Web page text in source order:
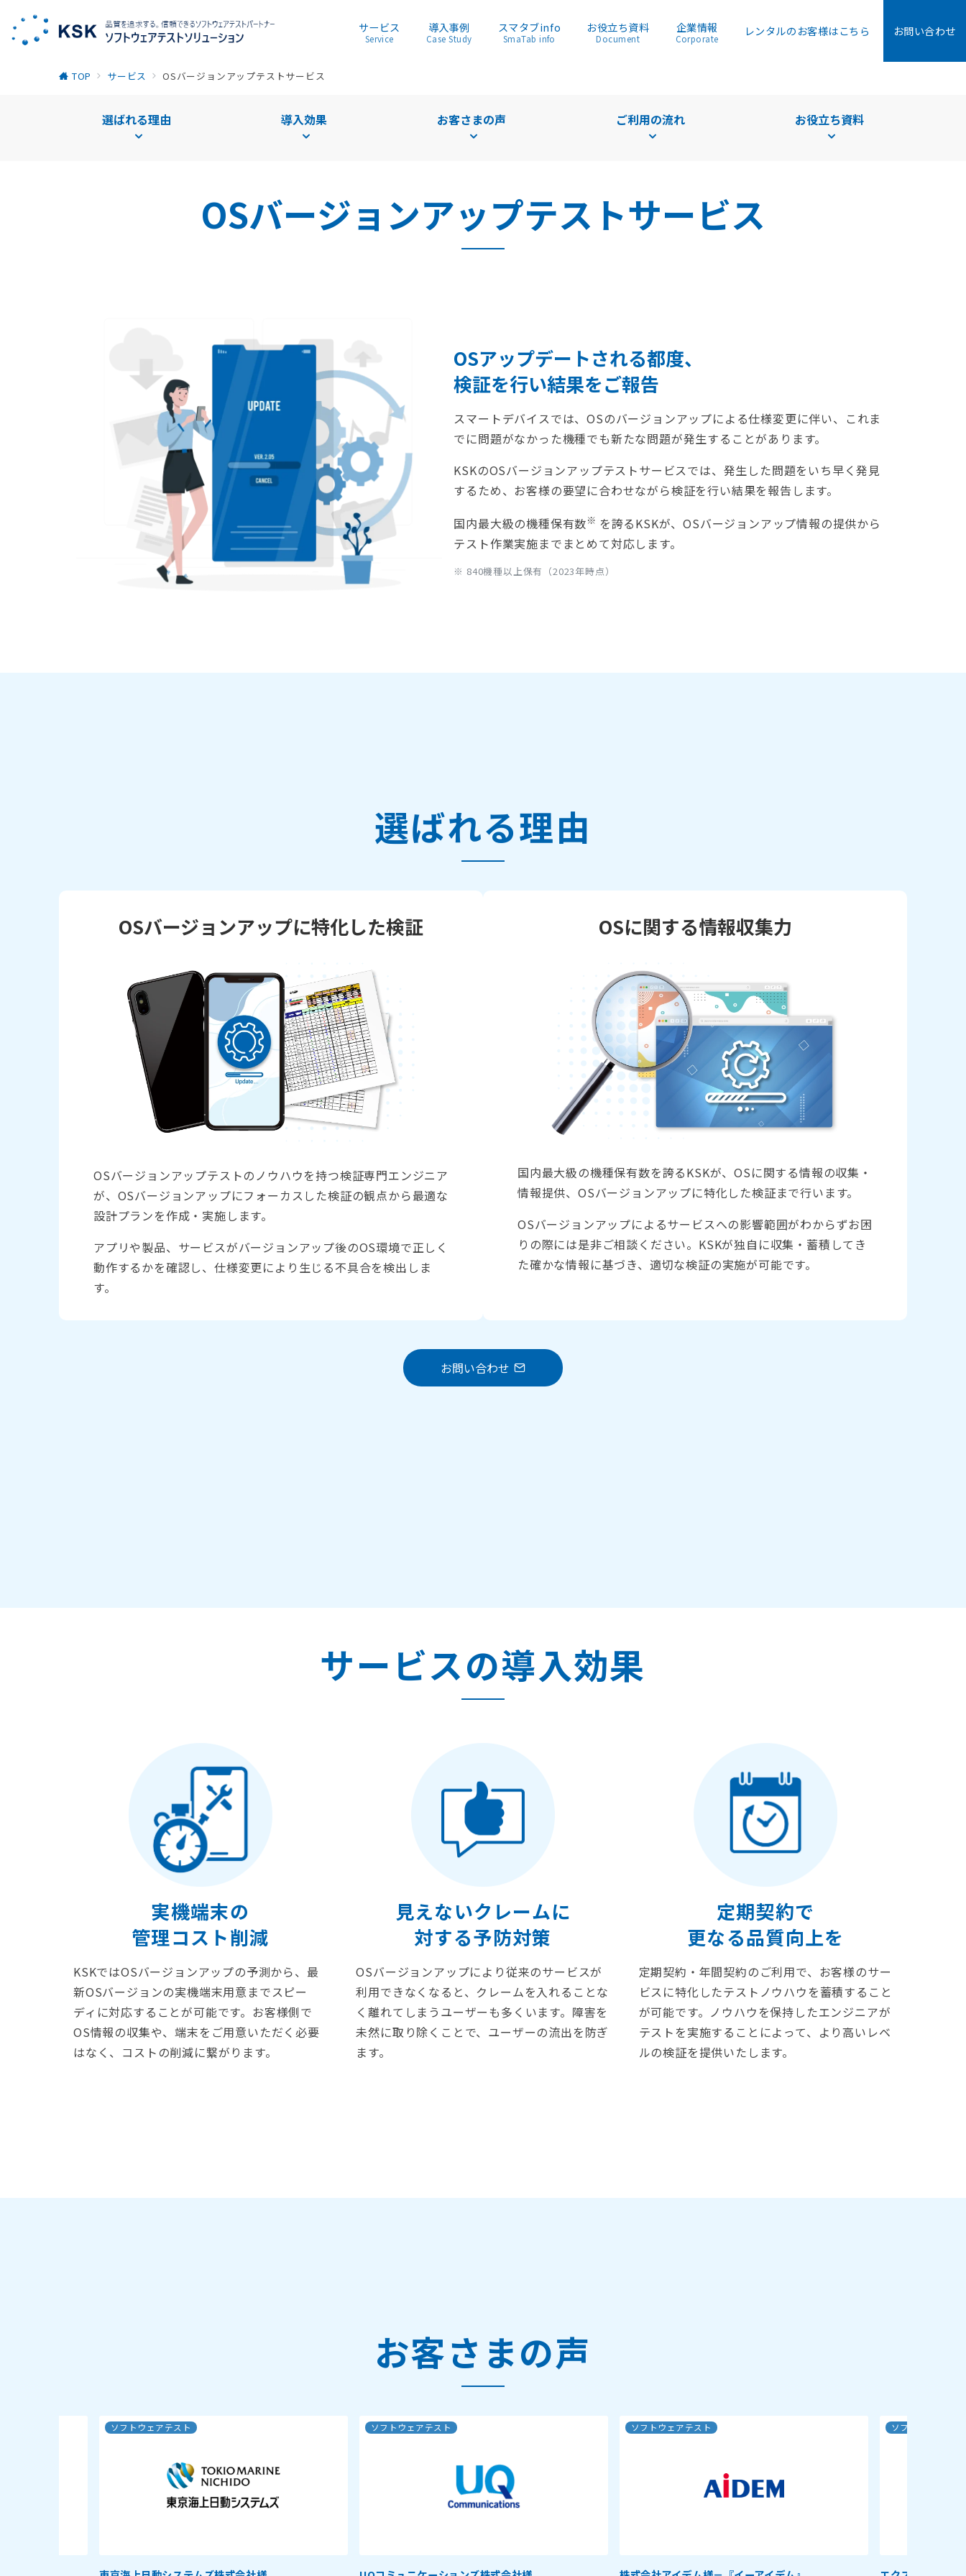
サービス
Service
導入事例
Case Study
スマタブinfo
SmaTab info
お役立ち資料
Document
企業情報
Corporate
レンタルのお客様はこちら お問い合わせ
TOP サービス OSバージョンアップテストサービス
選ばれる理由 導入効果 お客さまの声 ご利用の流れ お役立ち資料
OSバージョンアップテストサービス
OSアップデートされる都度、
検証を行い結果をご報告
スマートデバイスでは、OSのバージョンアップによる仕様変更に伴い、これま
でに問題がなかった機種でも新たな問題が発生することがあります。
KSKのOSバージョンアップテストサービスでは、発生した問題をいち早く発見
するため、お客様の要望に合わせながら検証を行い結果を報告します。
国内最大級の機種保有数※ を誇るKSKが、OSバージョンアップ情報の提供から
テスト作業実施までまとめて対応します。
※ 840機種以上保有（2023年時点）
選ばれる理由
OSバージョンアップに特化した検証
OSバージョンアップテストのノウハウを持つ検証専門エンジニア
が、OSバージョンアップにフォーカスした検証の観点から最適な
設計プランを作成・実施します。
アプリや製品、サービスがバージョンアップ後のOS環境で正しく
動作するかを確認し、仕様変更により生じる不具合を検出しま
す。
OSに関する情報収集力
国内最大級の機種保有数を誇るKSKが、OSに関する情報の収集・
情報提供、OSバージョンアップに特化した検証まで行います。
OSバージョンアップによるサービスへの影響範囲がわからずお困
りの際には是非ご相談ください。KSKが独自に収集・蓄積してき
た確かな情報に基づき、適切な検証の実施が可能です。
お問い合わせ
サービスの導入効果
実機端末の
管理コスト削減
KSKではOSバージョンアップの予測から、最
新OSバージョンの実機端末用意までスピー
ディに対応することが可能です。お客様側で
OS情報の収集や、端末をご用意いただく必要
はなく、コストの削減に繋がります。
見えないクレームに
対する予防対策
OSバージョンアップにより従来のサービスが
利用できなくなると、クレームを入れることな
く離れてしまうユーザーも多くいます。障害を
未然に取り除くことで、ユーザーの流出を防ぎ
ます。
定期契約で
更なる品質向上を
定期契約・年間契約のご利用で、お客様のサー
ビスに特化したテストノウハウを蓄積すること
が可能です。ノウハウを保持したエンジニアが
テストを実施することによって、より高いレベ
ルの検証を提供いたします。
お客さまの声
ソフトウェアテスト ソフトウェアテスト ソフトウェアテスト ソフトウェアテス